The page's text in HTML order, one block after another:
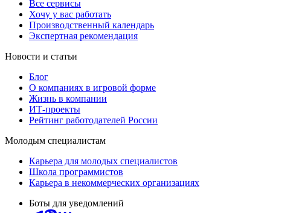
Все сервисы
Хочу у вас работать
Производственный календарь
Экспертная рекомендация
Новости и статьи
Блог
О компаниях в игровой форме
Жизнь в компании
ИТ-проекты
Рейтинг работодателей России
Молодым специалистам
Карьера для молодых специалистов
Школа программистов
Карьера в некоммерческих организациях
Боты для уведомлений